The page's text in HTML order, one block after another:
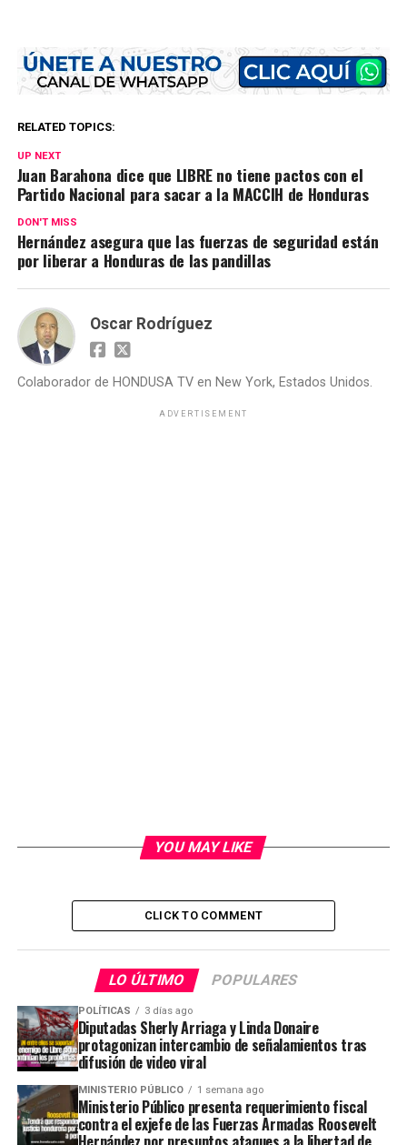
RELATED TOPICS:
UP NEXT
Juan Barahona dice que LIBRE no tiene pactos con el
Partido Nacional para sacar a la MACCIH de Honduras
DON'T MISS
Hernández asegura que las fuerzas de seguridad están
por liberar a Honduras de las pandillas
Oscar Rodríguez
Colaborador de HONDUSA TV en New York, Estados Unidos.
ADVERTISEMENT
YOU MAY LIKE
CLICK TO COMMENT
LO ÚLTIMO POPULARES
POLÍTICAS 3 días ago
Diputadas Sherly Arriaga y Linda Donaire
protagonizan intercambio de señalamientos tras
difusión de video viral
MINISTERIO PÚBLICO 1 semana ago
Ministerio Público presenta requerimiento fiscal
contra el exjefe de las Fuerzas Armadas Roosevelt